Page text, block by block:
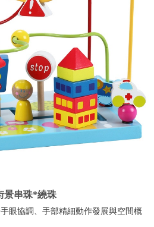
景串珠*繞珠
眼協調、手部精細動作發展與空間概